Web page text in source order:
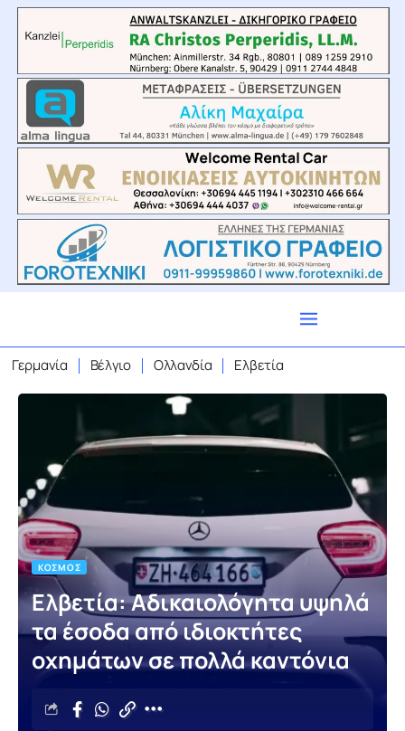
Γερμανία Βέλγιο Ολλανδία Ελβετία
ΚΌΣΜΟΣ
Ελβετία: Αδικαιολόγητα υψηλά
τα έσοδα από ιδιοκτήτες
οχημάτων σε πολλά καντόνια